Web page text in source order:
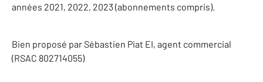
années 2021, 2022, 2023 (abonnements compris).
Bien proposé parSébastien Piat EI, agent commercial
(RSAC 802714055)